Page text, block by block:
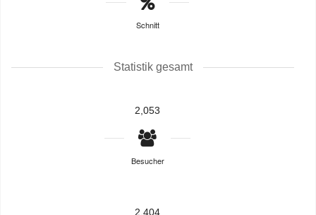
Schnitt
Statistik gesamt
2,053
Besucher
2,404